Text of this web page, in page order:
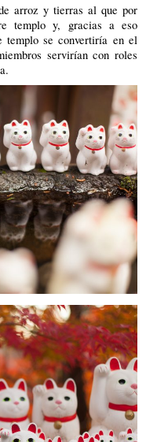
arroz y tierras al que por
templo y, gracias a eso
templo se convertiría en el
servirían con roles